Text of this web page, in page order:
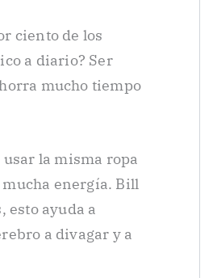
ciento de los
a diario? Ser
mucho tiempo
la misma ropa
energía. Bill
esto ayuda a
a divagar y a